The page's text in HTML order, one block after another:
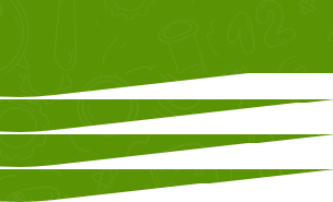
عصافير، كيف يمكنني
اليوم؟
smart chat
assistant. How can I
help you today?